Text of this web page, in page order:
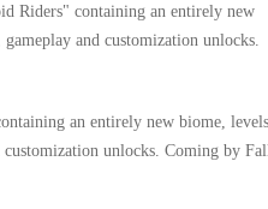
Riders" containing an entirely new
and customization unlocks.
an entirely new biome,
customization unlocks. Coming by